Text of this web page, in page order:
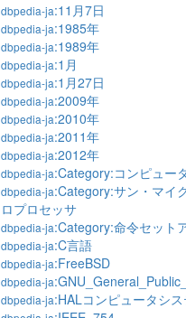
dbpedia-ja:11月7日
dbpedia-ja:1985年
dbpedia-ja:1989年
dbpedia-ja:1月
dbpedia-ja:1月27日
dbpedia-ja:2009年
dbpedia-ja:2010年
dbpedia-ja:2011年
dbpedia-ja:2012年
dbpedia-ja:Category:コンピュー
dbpedia-ja:Category:サン・マイ
ロプロセッサ
dbpedia-ja:Category:命令セット
dbpedia-ja:C言語
dbpedia-ja:FreeBSD
dbpedia-ja
dbpedia-ja:HALコンピュータシ